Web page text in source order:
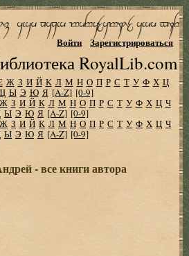
RoyalLib.com
Войти Зарегистрироваться
Ж З И Й К Л М Н О П Р С Т У Ф Х Ц
Ы Э Ю Я [A-Z] [0-9]
Ж З И Й К Л М Н О П Р С Т У Ф Х Ц Ч
Ы Э Ю Я [A-Z] [0-9]
Ж З И Й К Л М Н О П Р С Т У Ф Х Ц Ч
Ы Э Ю Я [A-Z] [0-9]
- все книги автора